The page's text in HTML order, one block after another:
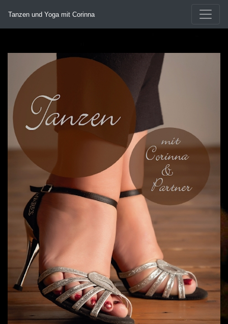
Tanzen und Yoga mit Corinna